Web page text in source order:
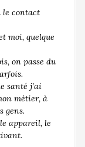
le contact
moi, quelque
on passe du
santé j’ai
métier, à
gens.
appareil, le